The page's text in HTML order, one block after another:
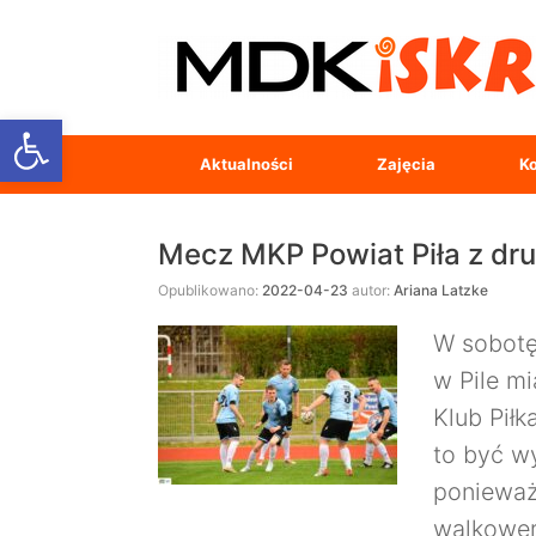
Open toolbar
Aktualności Zajęcia
Mecz MKP Powiat Piła z
Opublikowano: 2022-04-23 autor: Ariana Latzke
W
w Pile
Klub
to być